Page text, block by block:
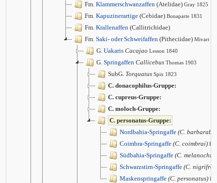
Fm. Klammerschwanzaffen (Atelidae) Gray 1825
Fm. Kapuzinerartige (Cebidae) Bonaparte 1831
Fm. Krallenaffen (Callitrichidae)
Fm. Saki- oder Schweifaffen (Pitheciidae) Mivart
G. Uakaris Cacajao Lesson 1840
G. Springaffen Callicebus Thomas 1903
SubG. Torquatus Spix 1823
C. donacophilus-Gruppe:
C. cupreus-Gruppe:
C. moloch-Gruppe:
C. personatus-Gruppe:
Nordbahia-Springaffe (C.
Coimbra-Springaffe (C. coimbrai)
Südbahia-Springaffe (C. melanochir)
Schwarzstirn-Springaffe (C.
Maskenspringaffe (C. personatus) É.